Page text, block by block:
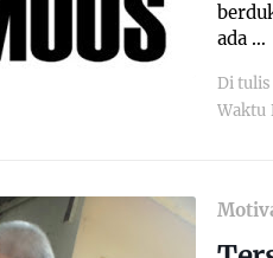
ada …
Di tulis
Waktu